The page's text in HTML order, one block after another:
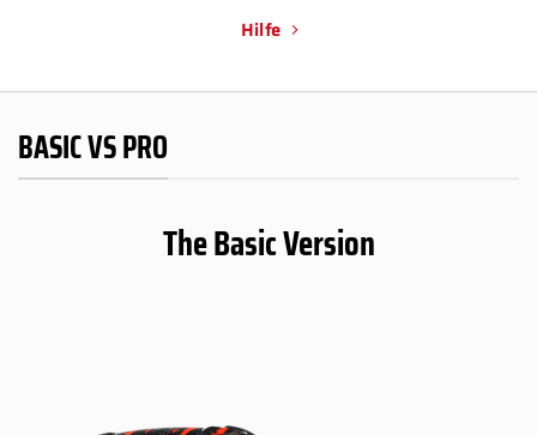
Hilfe
BASIC VS PRO
The Basic Version